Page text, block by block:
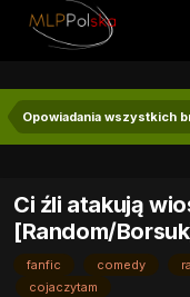
Opowiadania wszystkich
Ci źli atakują
[Random/
fanfic comedy
cojaczytam